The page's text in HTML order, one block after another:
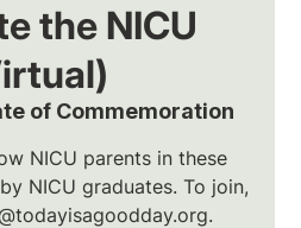
the NICU
of Commemoration
NICU parents in these
NICU graduates. To join,